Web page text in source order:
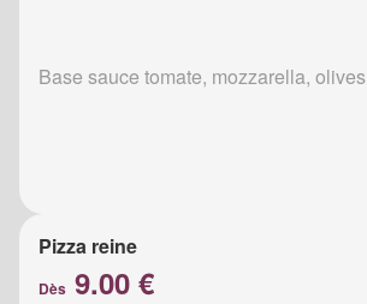
Base sauce tomate, mozzarella, olives
Pizza reine
Dès 9.00 €